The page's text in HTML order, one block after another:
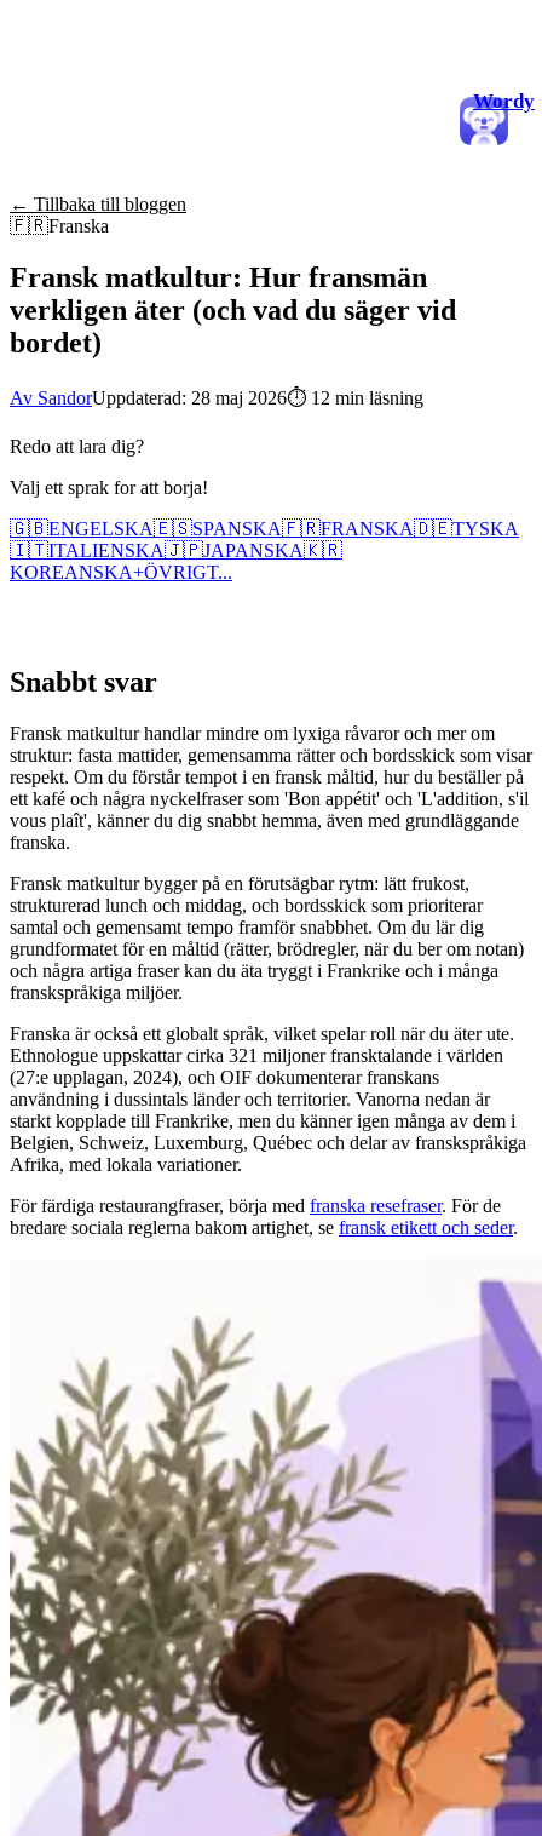
Wordy
← Tillbaka till bloggen
🇫🇷Franska
Fransk matkultur: Hur fransmän
verkligen äter (och vad du säger vid
bordet)
Av SandorUppdaterad: 28 maj 2026⏱ 12 min läsning
Redo att lara dig?
Valj ett sprak for att borja!
🇬🇧ENGELSKA🇪🇸SPANSKA🇫🇷FRANSKA🇩🇪TYSKA
🇮🇹ITALIENSKA🇯🇵JAPANSKA🇰🇷
KOREANSKA+ÖVRIGT...
Snabbt svar
Fransk matkultur handlar mindre om lyxiga råvaror och mer om
struktur: fasta mattider, gemensamma rätter och bordsskick som visar
respekt. Om du förstår tempot i en fransk måltid, hur du beställer på
ett kafé och några nyckelfraser som 'Bon appétit' och 'L'addition, s'il
vous plaît', känner du dig snabbt hemma, även med grundläggande
franska.
Fransk matkultur bygger på en förutsägbar rytm: lätt frukost,
strukturerad lunch och middag, och bordsskick som prioriterar
samtal och gemensamt tempo framför snabbhet. Om du lär dig
grundformatet för en måltid (rätter, brödregler, när du ber om notan)
och några artiga fraser kan du äta tryggt i Frankrike och i många
franskspråkiga miljöer.
Franska är också ett globalt språk, vilket spelar roll när du äter ute.
Ethnologue uppskattar cirka 321 miljoner fransktalande i världen
(27:e upplagan, 2024), och OIF dokumenterar franskans
användning i dussintals länder och territorier. Vanorna nedan är
starkt kopplade till Frankrike, men du känner igen många av dem i
Belgien, Schweiz, Luxemburg, Québec och delar av franskspråkiga
Afrika, med lokala variationer.
För färdiga restaurangfraser, börja med franska resefraser. För de
bredare sociala reglerna bakom artighet, se fransk etikett och seder.